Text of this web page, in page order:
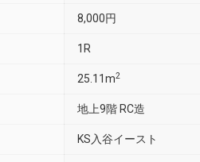
8,000円
1R
25.11m2
地上9階 RC造
KS入谷イースト